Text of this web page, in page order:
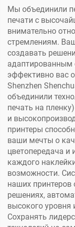
Мы объединили
печати с
внимательно
стремлениям.
создавать
адаптированным
эффективно вас
Shenzhen
объединили
печать на
и
принтеры
ваши мечты о
цветопередача и
каждого
возможности.
наших
решениях,
высокого уровня
Сохранять